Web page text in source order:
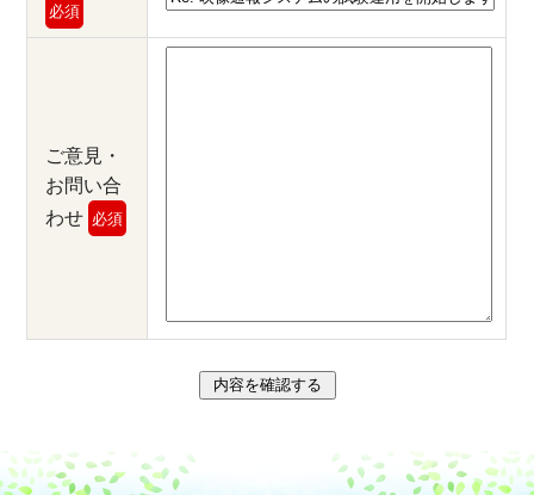
必須
ご意見・
お問い合
わせ 必須